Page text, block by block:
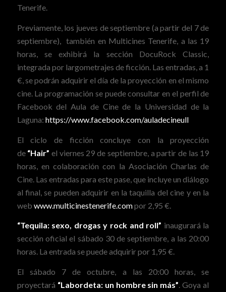
Tenerife.
Previamente, los jueves de septiembre (a partir del 7 de
septiembre), también en Multicines Tenerife, a las 19
horas, se exhibirá la sección DocuRock Classic,
integrada por largometrajes de ficción. Las entradas, a 1
€, se podrán adquirir el día de la proyección en el mismo
cine. La programación se puede consultar en el perfil de
Facebook del Aula de Cine de la Universidad de la
Laguna: https://www.facebook.com/auladecineull
El ciclo de ficción concluye con la proyección
de “Hair”el viernes 29 de septiembre, a partir de las 19
horas, en colaboración con la Asociación Charlas de
Cine. Las entradas para este pase, que incluye un diálogo
al final, se pueden adquirir en la taquilla del cine y en la
web www.multicinestenerife.compor 2,95 €.
“Tequila: sexo, drogas y rock and roll” inaugurará la
sección oficial el sábado 30 de septiembre, a las 20:00
horas. La entrada se puede adquirir por 1,95 €.
El sábado 7 de octubre, a las 20:00 horas, se
proyectará “Labordeta: un hombre sin más” . Goya al